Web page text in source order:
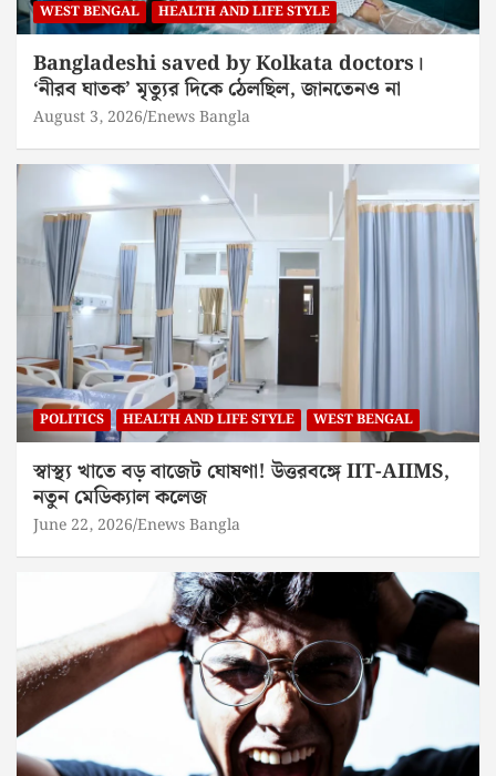
WEST BENGAL HEALTH AND LIFE STYLE
Bangladeshi saved by Kolkata doctors।
‘নীরব ঘাতক’ মৃত্যুর দিকে ঠেলছিল, জানতেনও না
August 3, 2026 Enews Bangla
POLITICS HEALTH AND LIFE STYLE WEST BENGAL
স্বাস্থ্য খাতে বড় বাজেট ঘোষণা! উত্তরবঙ্গে IIT-AIIMS,
নতুন মেডিক্যাল কলেজ
June 22, 2026 Enews Bangla